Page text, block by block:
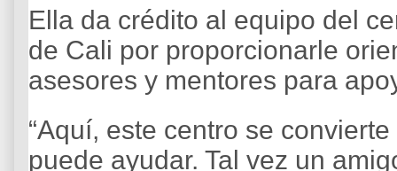
Ella da crédito al equipo del
de Cali por proporcionarle
asesores y mentores para
“Aquí, este centro se
puede ayudar. Tal vez un